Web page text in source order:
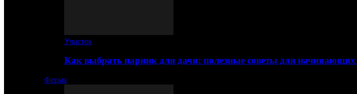
Участок
Как выбрать парник для дачи: полезные советы для
Ферма